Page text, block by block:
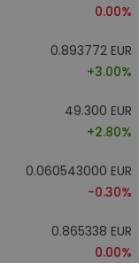
0.00%
0.893772 EUR
+3.00%
49.300 EUR
+2.80%
0.060543000 EUR
-0.30%
0.865338 EUR
0.00%